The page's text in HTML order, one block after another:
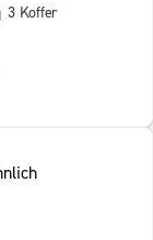
3 Koffer